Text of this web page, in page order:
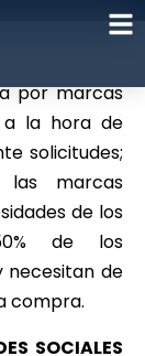
por marcas
a la hora de
solicitudes;
las marcas
de los
de los
necesitan de
compra.
SOCIALES